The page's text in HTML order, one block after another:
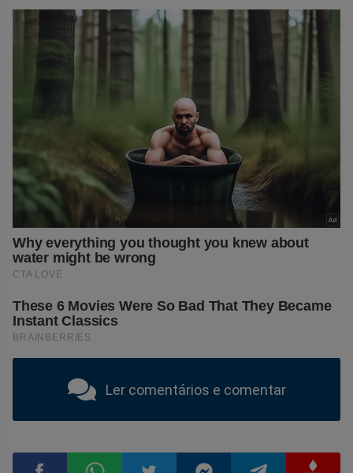
Ler comentários e comentar